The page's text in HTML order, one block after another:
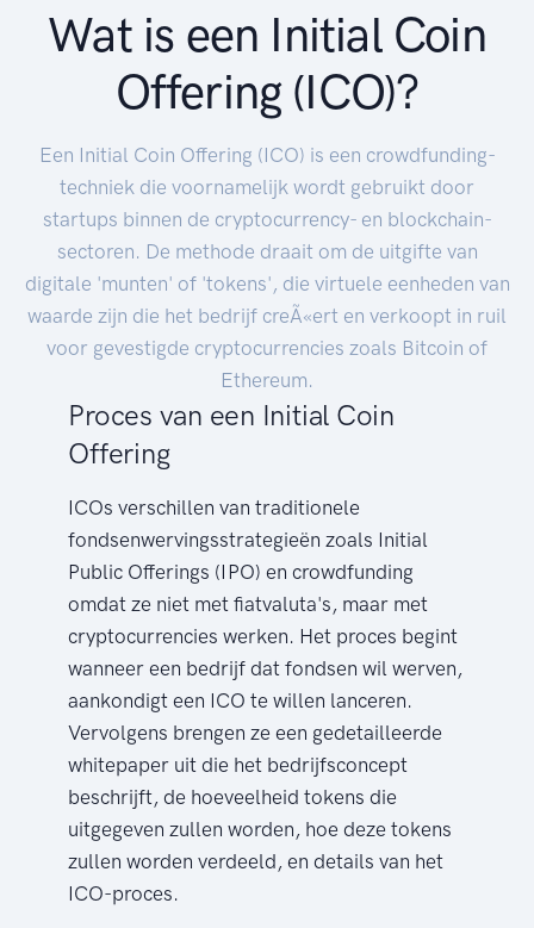
Wat is een Initial Coin
Offering (ICO)?
Een Initial Coin Offering (ICO) is een crowdfunding-
techniek die voornamelijk wordt gebruikt door
startups binnen de cryptocurrency- en blockchain-
sectoren. De methode draait om de uitgifte van
digitale 'munten' of 'tokens', die virtuele eenheden van
waarde zijn die het bedrijf creÃ«ert en verkoopt in ruil
voor gevestigde cryptocurrencies zoals Bitcoin of
Ethereum.
Proces van een Initial Coin
Offering
ICOs verschillen van traditionele
fondsenwervingsstrategieën zoals Initial
Public Offerings (IPO) en crowdfunding
omdat ze niet met fiatvaluta's, maar met
cryptocurrencies werken. Het proces begint
wanneer een bedrijf dat fondsen wil werven,
aankondigt een ICO te willen lanceren.
Vervolgens brengen ze een gedetailleerde
whitepaper uit die het bedrijfsconcept
beschrijft, de hoeveelheid tokens die
uitgegeven zullen worden, hoe deze tokens
zullen worden verdeeld, en details van het
ICO-proces.